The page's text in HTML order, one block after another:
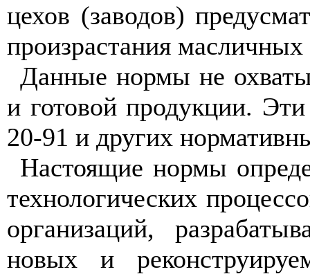
цехов (заводов)
произрастания масличных
Данные нормы не
и готовой продукции.
20-91 и других
Настоящие нормы
технологических
организаций,
новых и